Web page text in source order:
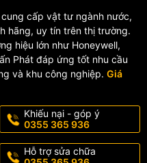
Van Xả
UF-7V?
Nhật Bản.
phí vận hành.
cấp vật tư ngành nước,
hãng, uy tín trên thị trường.
hiệu lớn như Honeywell,
Phát đáp ứng tốt nhu cầu
và khu công nghiệp. Giá
Khiếu nại - góp ý
0355 365 936
Hỗ trợ sửa chữa